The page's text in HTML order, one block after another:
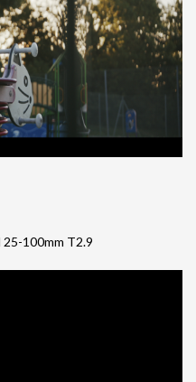
100mm T2.9